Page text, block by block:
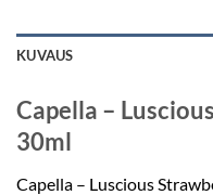
KUVAUS
Capella –
30ml
Capella – Luscious